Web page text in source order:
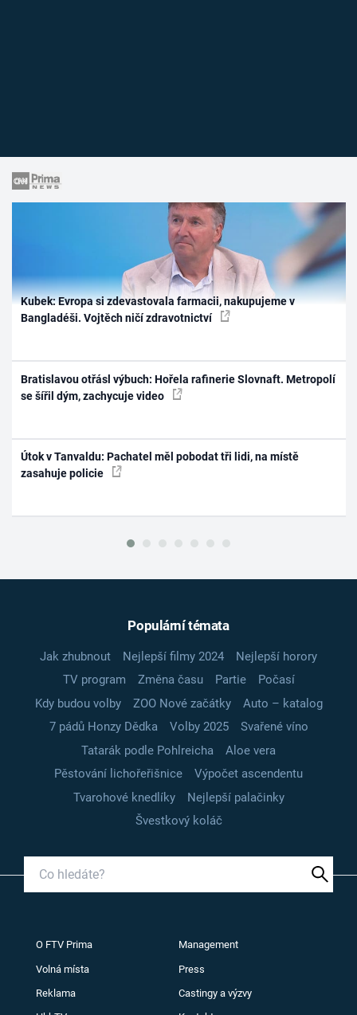
Kubek: Evropa si zdevastovala farmacii, nakupujeme v
Bangladéši. Vojtěch ničí zdravotnictví
Bratislavou otřásl výbuch: Hořela rafinerie Slovnaft. Metropolí
se šířil dým, zachycuje video
Útok v Tanvaldu: Pachatel měl pobodat tři lidi, na místě
zasahuje policie
Populární témata
Jak zhubnout Nejlepší filmy 2024
Nejlepší horory
TV program
Změna času Partie
Počasí
Kdy budou volby
ZOO Nové začátky
Auto – katalog
7 pádů Honzy Dědka
Volby 2025
Svařené víno
Tatarák podle Pohlreicha
Aloe vera
Pěstování lichořeřišnice
Výpočet ascendentu
Tvarohové knedlíky
Nejlepší palačinky
Švestkový koláč
O FTV Prima Management
Volná místa Press
Reklama Castingy a výzvy